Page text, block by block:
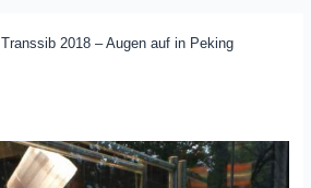
Transsib 2018 – Augen auf in Peking